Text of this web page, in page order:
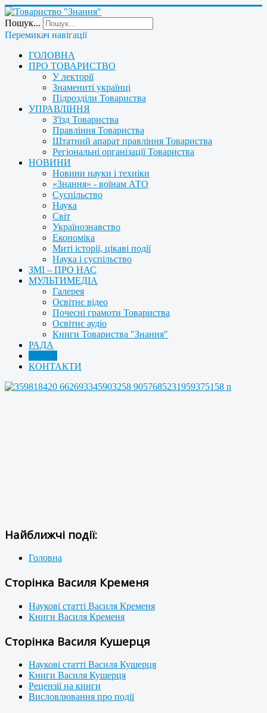
Пошук...
Перемикач навігації
ГОЛОВНА
ПРО ТОВАРИСТВО
У лекторії
Знамениті українці
Підрозділи Товариства
УПРАВЛІННЯ
З'їзд Товариства
Правління Товариства
Штатний апарат правління Товариства
Регіональні організації Товариства
НОВИНИ
Новини науки і техніки
«Знання» - воїнам АТО
Суспільство
Наука
Світ
Українознавство
Економіка
Миті історії, цікаві події
Наука і суспільство
ЗМІ – ПРО НАС
МУЛЬТИМЕДІА
Галерея
Освітнє відео
Почесні грамоти Товариства
Освітнє аудіо
Книги Товариства "Знання"
РАДА
КОНТАКТИ
Найближчі події:
Головна
Сторінка Василя Кременя
Наукові статті Василя Кременя
Книги Василя Кременя
Сторінка Василя Кушерця
Наукові статті Василя Кушерця
Книги Василя Кушерця
Рецензії на книги
Висловлювання про події